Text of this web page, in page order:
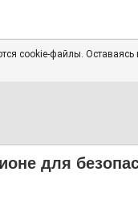
cookie-файлы. Оставаясь
для